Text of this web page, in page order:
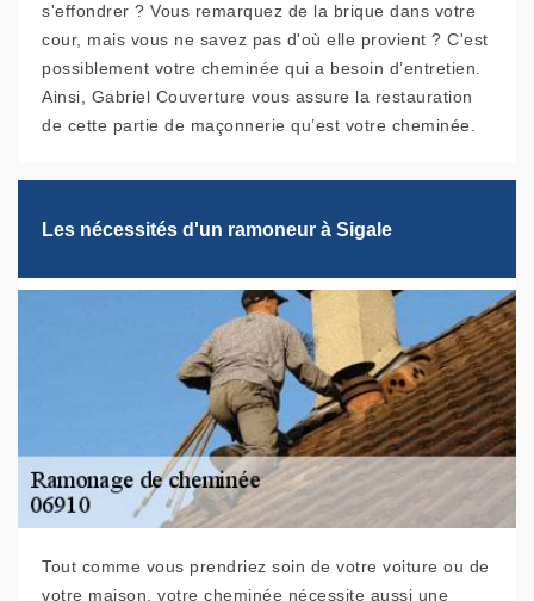
s'effondrer ? Vous remarquez de la brique dans votre
cour, mais vous ne savez pas d'où elle provient ? C'est
possiblement votre cheminée qui a besoin d’entretien.
Ainsi, Gabriel Couverture vous assure la restauration
de cette partie de maçonnerie qu’est votre cheminée.
Les nécessités d'un ramoneur à Sigale
Tout comme vous prendriez soin de votre voiture ou de
votre maison, votre cheminée nécessite aussi une